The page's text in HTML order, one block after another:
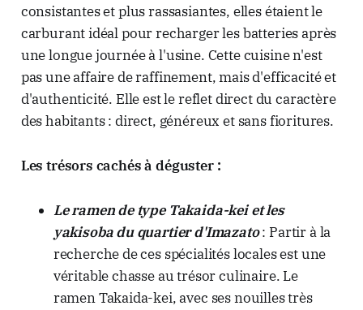
consistantes et plus rassasiantes, elles étaient le
carburant idéal pour recharger les batteries après
une longue journée à l'usine. Cette cuisine n'est
pas une affaire de raffinement, mais d'efficacité et
d'authenticité. Elle est le reflet direct du caractère
des habitants : direct, généreux et sans fioritures.
Les trésors cachés à déguster :
Le ramen de type Takaida-kei et les
yakisoba du quartier d'Imazato: Partir à la
recherche de ces spécialités locales est une
véritable chasse au trésor culinaire. Le
ramen Takaida-kei, avec ses nouilles très